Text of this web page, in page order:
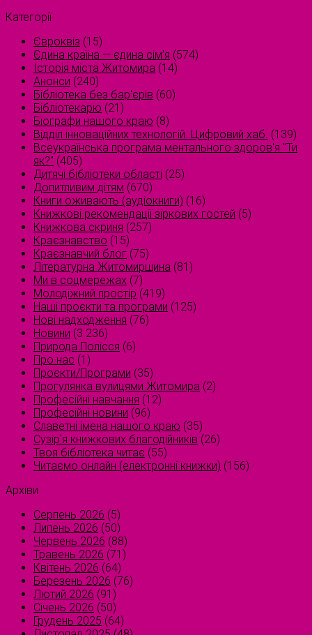
Категорії
Євроквіз (15)
Єдина країна — єдина сім’я (574)
Історія міста Житомира (14)
Анонси (240)
Бібліотека без бар'єрів (60)
Бібліотекарю (21)
Біографи нашого краю (8)
Відділ інноваційних технологій. Цифровий хаб. (139)
Всеукраїнська програма ментального здоров'я "Ти
як?" (405)
Дитячі бібліотеки області (25)
Допитливим дітям (670)
Книги оживають (аудіокниги) (16)
Книжкові рекомендації зіркових гостей (5)
Книжкова скриня (257)
Краєзнавство (15)
Краєзнавчий блог (75)
Літературна Житомирщина (81)
Ми в соцмережах (7)
Молодіжний простір (419)
Наші проєкти та програми (125)
Нові надходження (76)
Новини (3 236)
Природа Полісся (6)
Про нас (1)
Проєкти/Програми (35)
Прогулянка вулицями Житомира (2)
Професійні навчання (12)
Професійні новини (96)
Славетні імена нашого краю (35)
Сузірʼя книжкових благодійників (26)
Твоя бібліотека читає (55)
Читаємо онлайн (електронні книжки) (156)
Архіви
Серпень 2026 (5)
Липень 2026 (50)
Червень 2026 (88)
Травень 2026 (71)
Квітень 2026 (64)
Березень 2026 (76)
Лютий 2026 (91)
Січень 2026 (50)
Грудень 2025 (64)